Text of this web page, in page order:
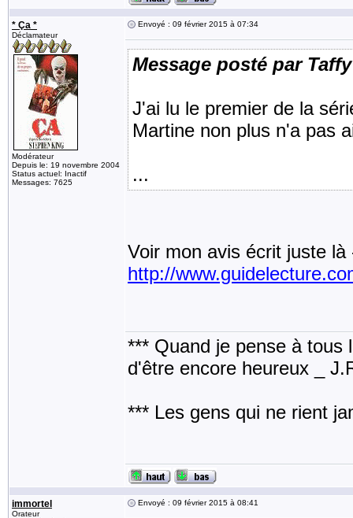
* Ça *
Déclamateur
Modérateur
Depuis le: 19 novembre 2004
Status actuel: Inactif
Messages: 7625
Envoyé : 09 février 2015 à 07:34
Message posté par Taffy
J'ai lu le premier de la
Martine non plus n'a pas
...
Voir mon avis écrit juste là
http://
*** Quand je pense à tous
d'être encore heureux _
*** Les gens qui ne rient
immortel
Orateur
Envoyé : 09 février 2015 à 08:41